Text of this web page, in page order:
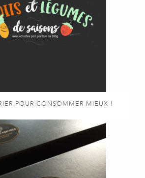
POUR CONSOMMER MIEUX !